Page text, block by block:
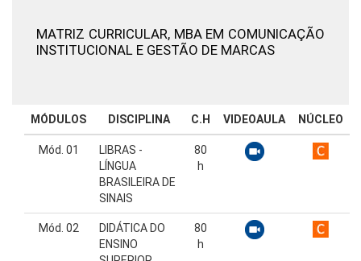
MATRIZ CURRICULAR, MBA EM COMUNICAÇÃO
INSTITUCIONAL E GESTÃO DE MARCAS
MÓDULOS DISCIPLINA C.H VIDEOAULA NÚCLEO
Mód. 01
LIBRAS -
LÍNGUA
BRASILEIRA DE
SINAIS
80
h
Mód. 02
DIDÁTICA DO
ENSINO
80
h